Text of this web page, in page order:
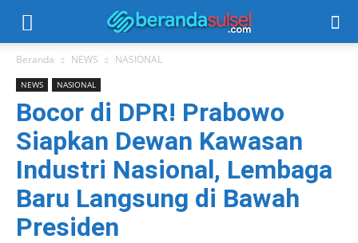
Beranda NEWS NASIONAL
NEWS NASIONAL
Bocor di DPR! Prabowo
Siapkan Dewan Kawasan
Industri Nasional, Lembaga
Baru Langsung di Bawah
Presiden